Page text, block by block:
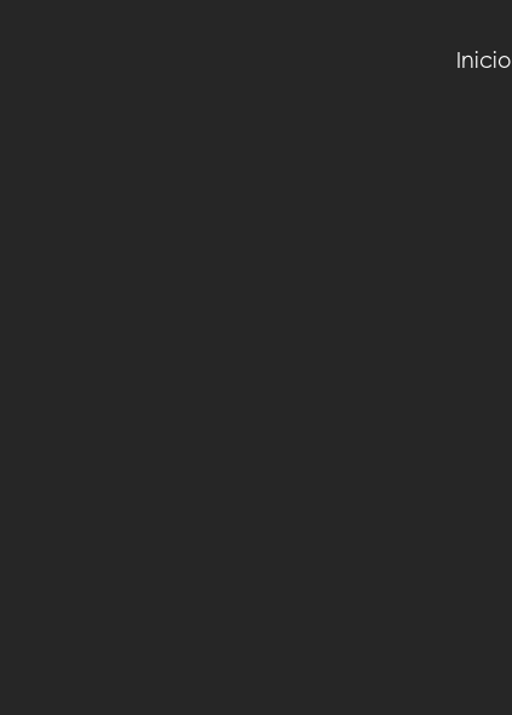
Inicio